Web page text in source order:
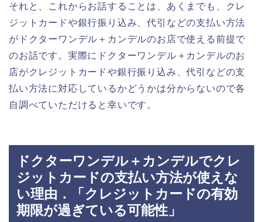
それと、これからお話することは、あくまでも、クレ
ジットカードや銀行振り込み、代引などの支払い方法
がドクターワンデル＋カンデルのお店で使える前提で
のお話です。実際にドクターワンデル＋カンデルのお
店がクレジットカードや銀行振り込み、代引などの支
払い方法に対応しているかどうかは分からないので各
自調べていただけると幸いです。
ドクターワンデル＋カンデルでクレ
ジットカードの支払い方法が使えな
い理由．「クレジットカードの有効
期限が過ぎている可能性」